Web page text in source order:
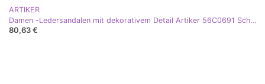
ARTIKER
Damen -Ledersandalen mit dekorativem Detail Artiker 56C0691 Schwarz
80,63 €